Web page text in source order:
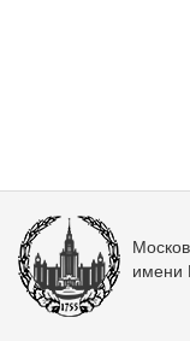
имени